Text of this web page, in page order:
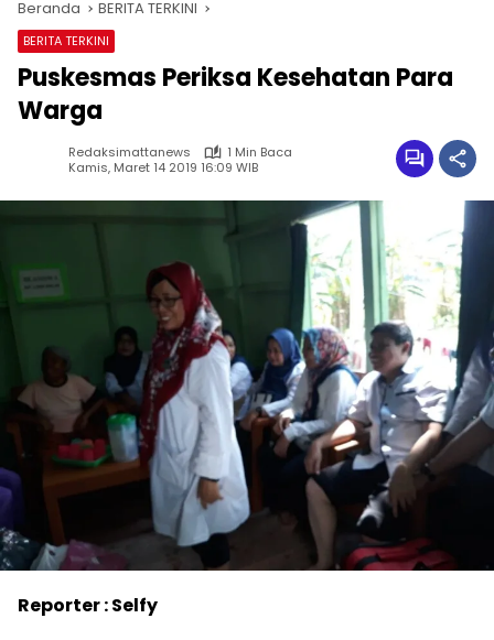
Beranda BERITA TERKINI
BERITA TERKINI
Puskesmas Periksa Kesehatan Para
Warga
Redaksimattanews
1 Min Baca
Kamis, Maret 14 2019 16:09 WIB
Reporter : Selfy